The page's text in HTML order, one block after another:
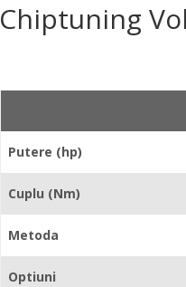
Chiptuning
Putere (hp)
Cuplu (Nm)
Metoda
Optiuni